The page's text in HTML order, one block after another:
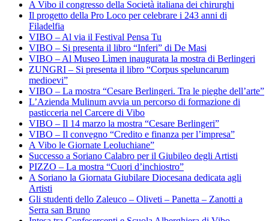
A Vibo il congresso della Società italiana dei chirurghi
Il progetto della Pro Loco per celebrare i 243 anni di
Filadelfia
VIBO – Al via il Festival Pensa Tu
VIBO – Si presenta il libro “Inferi” di De Masi
VIBO – Al Museo Lìmen inaugurata la mostra di Berlingeri
ZUNGRI – Si presenta il libro “Corpus speluncarum
medioevi”
VIBO – La mostra “Cesare Berlingeri. Tra le pieghe dell’arte”
L’Azienda Mulinum avvia un percorso di formazione di
pasticceria nel Carcere di Vibo
VIBO – Il 14 marzo la mostra “Cesare Berlingeri”
VIBO – Il convegno “Credito e finanza per l’impresa”
A Vibo le Giornate Leoluchiane”
Successo a Soriano Calabro per il Giubileo degli Artisti
PIZZO – La mostra “Cuori d’inchiostro”
A Soriano la Giornata Giubilare Diocesana dedicata agli
Artisti
Gli studenti dello Zaleuco – Oliveti – Panetta – Zanotti a
Serra san Bruno